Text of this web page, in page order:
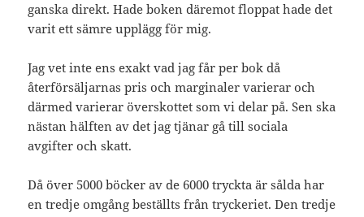
ganska direkt. Hade boken däremot floppat hade det
varit ett sämre upplägg för mig.
Jag vet inte ens exakt vad jag får per bok då
återförsäljarnas pris och marginaler varierar och
därmed varierar överskottet som vi delar på. Sen ska
nästan hälften av det jag tjänar gå till sociala
avgifter och skatt.
Då över 5000 böcker av de 6000 tryckta är sålda har
en tredje omgång beställts från tryckeriet. Den tredje